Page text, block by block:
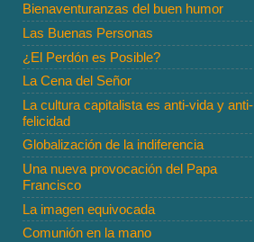
Bienaventuranzas del buen humor
Las Buenas Personas
¿El Perdón es Posible?
La Cena del Señor
La cultura capitalista es anti-vida y anti-
felicidad
Globalización de la indiferencia
Una nueva provocación del Papa
Francisco
La imagen equivocada
Comunión en la mano